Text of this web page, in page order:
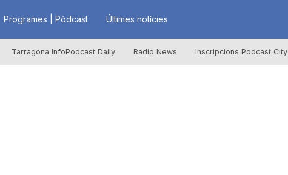
Programes | Pòdcast Últimes notícies
Tarragona InfoPodcast Daily Radio News Inscripcions Podcast City